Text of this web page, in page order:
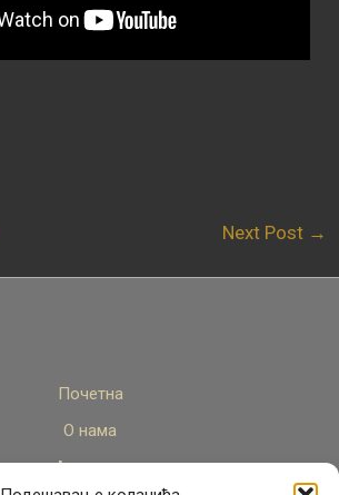
Next Post →
Почетна
О нама
Актуелно